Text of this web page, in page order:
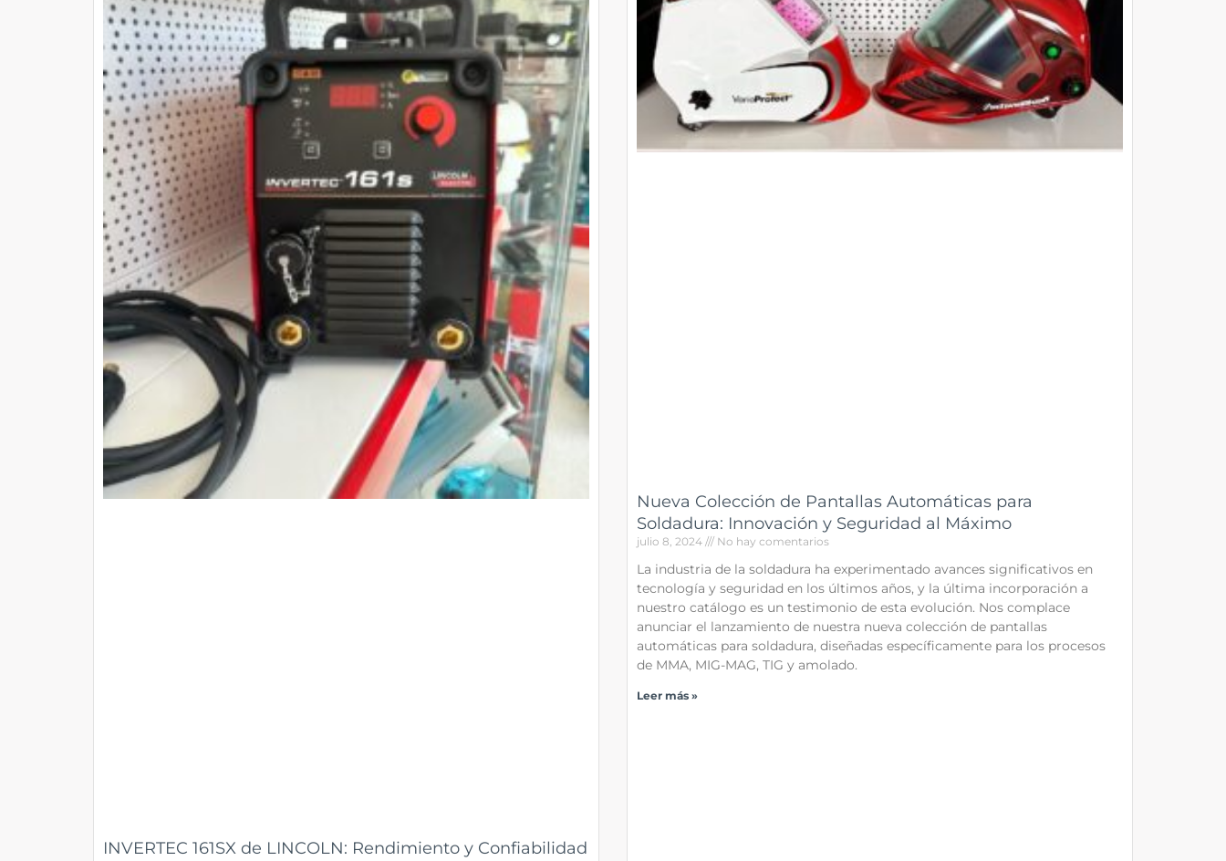
INVERTEC 161SX de LINCOLN: Rendimiento y Confiabilidad
Nueva Colección de Pantallas Automáticas para
Soldadura: Innovación y Seguridad al Máximo
julio 8, 2024 No hay comentarios
La industria de la soldadura ha experimentado avances significativos en
tecnología y seguridad en los últimos años, y la última incorporación a
nuestro catálogo es un testimonio de esta evolución. Nos complace
anunciar el lanzamiento de nuestra nueva colección de pantallas
automáticas para soldadura, diseñadas específicamente para los procesos
de MMA, MIG-MAG, TIG y amolado.
Leer más »